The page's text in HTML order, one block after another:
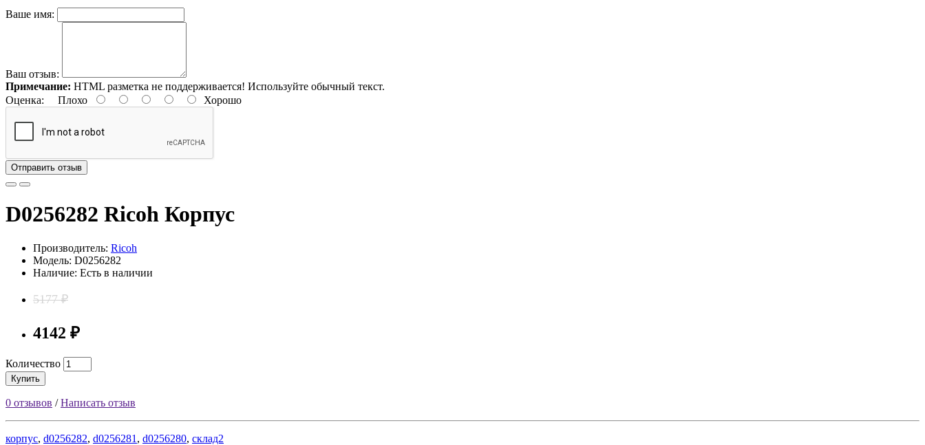
Ваше имя:
Ваш отзыв:
Примечание: HTML разметка не поддерживается! Используйте обычный текст.
Оценка: Плохо Хорошо
Отправить отзыв
D0256282 Ricoh Корпус
Производитель: Ricoh
Модель: D0256282
Наличие: Есть в наличии
5177 ₽
4142 ₽
Количество
Купить
0 отзывов /Написать отзыв
корпус, d0256282, d0256281 , d0256280, склад2